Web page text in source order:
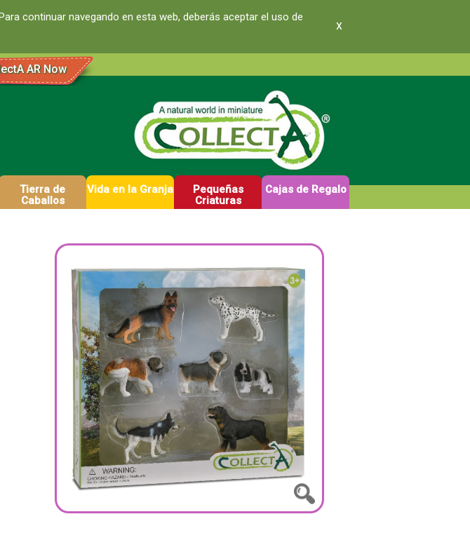
continuar navegando en esta web, deberás aceptar el uso de
x
AR Now
Tierra de
Caballos
Vida en la Granja
Pequeñas
Criaturas
Cajas de Regalo